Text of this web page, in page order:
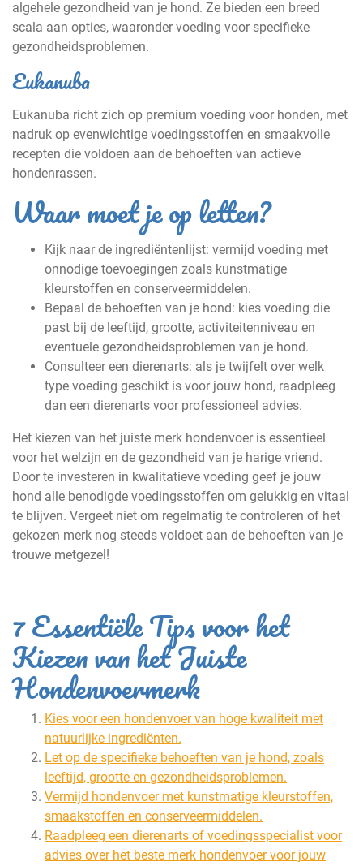
algehele gezondheid van je hond. Ze bieden een breed
scala aan opties, waaronder voeding voor specifieke
gezondheidsproblemen.
Eukanuba
Eukanuba richt zich op premium voeding voor honden, met
nadruk op evenwichtige voedingsstoffen en smaakvolle
recepten die voldoen aan de behoeften van actieve
hondenrassen.
Waar moet je op letten?
Kijk naar de ingrediëntenlijst: vermijd voeding met
onnodige toevoegingen zoals kunstmatige
kleurstoffen en conserveermiddelen.
Bepaal de behoeften van je hond: kies voeding die
past bij de leeftijd, grootte, activiteitenniveau en
eventuele gezondheidsproblemen van je hond.
Consulteer een dierenarts: als je twijfelt over welk
type voeding geschikt is voor jouw hond, raadpleeg
dan een dierenarts voor professioneel advies.
Het kiezen van het juiste merk hondenvoer is essentieel
voor het welzijn en de gezondheid van je harige vriend.
Door te investeren in kwalitatieve voeding geef je jouw
hond alle benodigde voedingsstoffen om gelukkig en vitaal
te blijven. Vergeet niet om regelmatig te controleren of het
gekozen merk nog steeds voldoet aan de behoeften van je
trouwe metgezel!
7 Essentiële Tips voor het
Kiezen van het Juiste
Hondenvoermerk
Kies voor een hondenvoer van hoge kwaliteit met
natuurlijke ingrediënten.
Let op de specifieke behoeften van je hond, zoals
leeftijd, grootte en gezondheidsproblemen.
Vermijd hondenvoer met kunstmatige kleurstoffen,
smaakstoffen en conserveermiddelen.
Raadpleeg een dierenarts of voedingsspecialist voor
advies over het beste merk hondenvoer voor jouw